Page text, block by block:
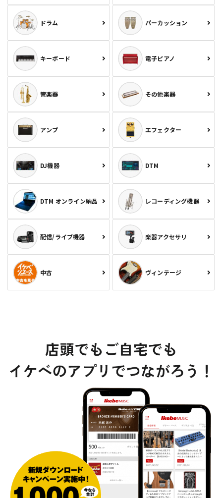
ドラム パーカッション
キーボード 電子ピアノ
管楽器 その他楽器
アンプ エフェクター
DJ機器 DTM
DTM オンライン納品 レコーディング機器
配信/ライブ機器 楽器アクセサリ
中古 ヴィンテージ